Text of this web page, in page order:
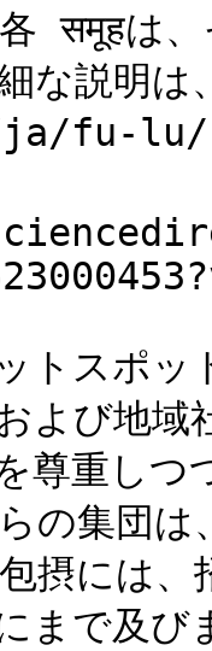
समूहは
な説明
ja/fu-
トスポッ
よび地
尊重しつ
の集団は
摂には
まで及